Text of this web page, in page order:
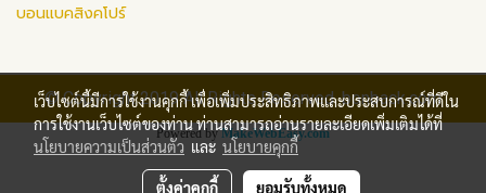
บอนแบคสิงคโปร์
© Copyright 2019 All Rights Reserved. bonback.com
Powered byMakeWebEasy.com
เว็บไซต์นี้มีการใช้งานคุกกี้ เพื่อเพิ่มประสิทธิภาพและประสบการณ์ที่ดีใน
การใช้งานเว็บไซต์ของท่าน ท่านสามารถอ่านรายละเอียดเพิ่มเติมได้ที่
นโยบายความเป็นส่วนตัว และ นโยบายคุกกี้
ตั้งค่าคุกกี้ ยอมรับทั้งหมด